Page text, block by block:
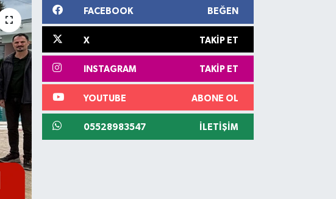
FACEBOOK BEĞEN
X TAKIP ET
INSTAGRAM TAKIP ET
YOUTUBE ABONE OL
05528983547 İLETIŞIM